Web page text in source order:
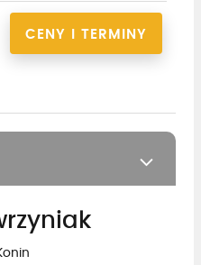
CENY I TERMINY